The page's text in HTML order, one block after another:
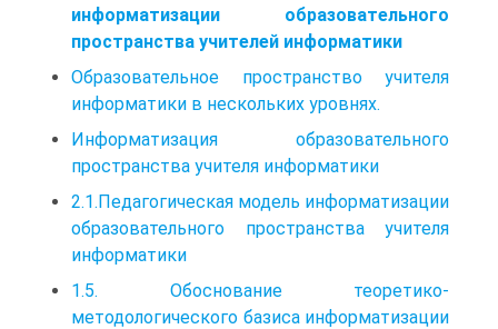
информатизации образовательного
пространства учителей информатики
Образовательное пространство учителя
информатики в нескольких уровнях.
Информатизация образовательного
пространства учителя информатики
2.1.Педагогическая модель информатизации
образовательного пространства учителя
информатики
1.5. Обоснование теоретико-
методологического базиса информатизации